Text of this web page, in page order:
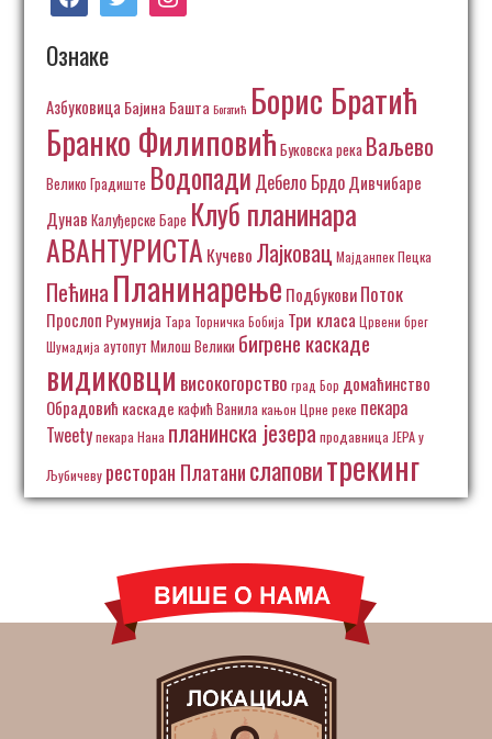
Ознаке
Азбуковица Бајина Башта Богатић Борис Братић
Бранко Филиповић Буковска река Ваљево
Велико Градиште Водопади Дебело БрдоДивчибаре
Дунав Калуђерске Баре Клуб планинара
АВАНТУРИСТА Кучево Лајковац Мајданпек Пецка
Пећина Планинарење ПодбуковиПоток
Прослоп Румунија Тара Торничка Бобија Три класа Црвени брег
Шумадија аутопут Милош Велики бигрене каскаде
видиковци високогорство град Бор домаћинство
Обрадовић каскаде кафић Ванила кањон Црне реке пекара
Tweetyпекара Нана планинска језера продавница ЈЕРА у
Љубичеву ресторан Платанислаповитрекинг